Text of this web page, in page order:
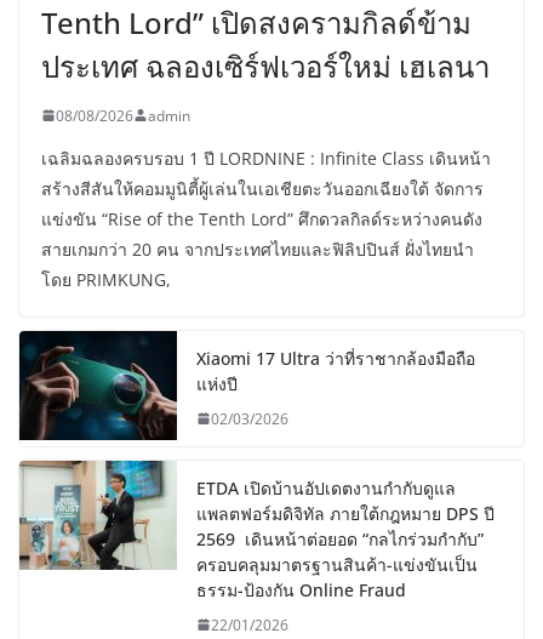
Tenth Lord” เปิดสงครามกิลด์ข้าม
ประเทศ ฉลองเซิร์ฟเวอร์ใหม่ เฮเลนา
08/08/2026 admin
เฉลิมฉลองครบรอบ 1 ปี LORDNINE : Infinite Class เดินหน้า
สร้างสีสันให้คอมมูนิตี้ผู้เล่นในเอเชียตะวันออกเฉียงใต้ จัดการ
แข่งขัน “Rise of the Tenth Lord” ศึกดวลกิลด์ระหว่างคนดัง
สายเกมกว่า 20 คน จากประเทศไทยและฟิลิปปินส์ ฝั่งไทยนำ
โดย PRIMKUNG,
Xiaomi 17 Ultra ว่าที่ราชากล้องมือถือ
แห่งปี
02/03/2026
ETDA เปิดบ้านอัปเดตงานกำกับดูแล
แพลตฟอร์มดิจิทัล ภายใต้กฎหมาย DPS ปี
2569 เดินหน้าต่อยอด “กลไกร่วมกำกับ”
ครอบคลุมมาตรฐานสินค้า-แข่งขันเป็น
ธรรม-ป้องกัน Online Fraud
22/01/2026